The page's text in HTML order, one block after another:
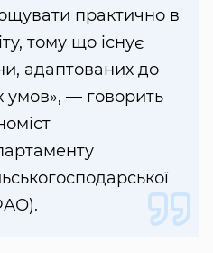
практично в
тому що існує
адаптованих до
умов», — говорить